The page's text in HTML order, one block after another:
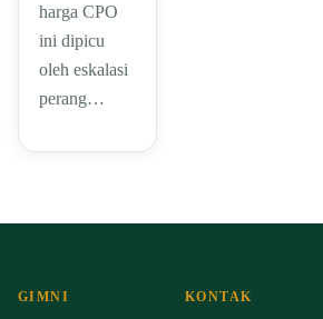
harga CPO
ini dipicu
oleh eskalasi
perang…
GIMNI KONTAK